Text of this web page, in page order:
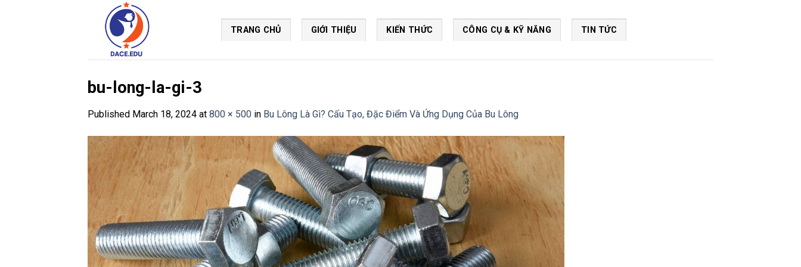
TRANG CHỦ GIỚI THIỆU KIẾN THỨC CÔNG CỤ & KỸ NĂNG TIN TỨC
bu-long-la-gi-3
Published March 18, 2024 at 800 × 500 in Bu Lông Là Gì? Cấu Tạo, Đặc Điểm Và Ứng Dụng Của Bu Lông